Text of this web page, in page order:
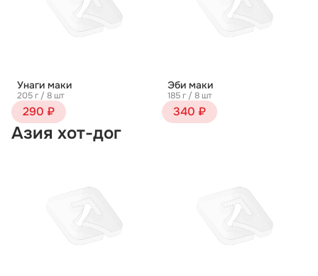
Унаги маки
205 г / 8 шт
290 ₽
Эби маки
185 г / 8 шт
340 ₽
Азия хот-дог